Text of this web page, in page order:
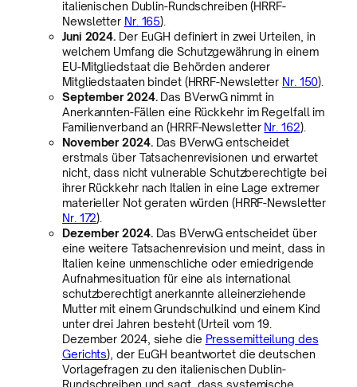
italienischen Dublin-Rundschreiben (HRRF-
Newsletter Nr. 165).
Juni 2024. Der EuGH definiert in zwei Urteilen, in
welchem Umfang die Schutzgewährung in einem
EU-Mitgliedstaat die Behörden anderer
Mitgliedstaaten bindet (HRRF-Newsletter Nr. 150).
September 2024.Das BVerwG nimmt in
Anerkannten-Fällen eine Rückkehr im Regelfall im
Familienverband an (HRRF-Newsletter Nr. 162).
November 2024.Das BVerwG entscheidet
erstmals über Tatsachenrevisionen und erwartet
nicht, dass nicht vulnerable Schutzberechtigte bei
ihrer Rückkehr nach Italien in eine Lage extremer
materieller Not geraten würden (HRRF-Newsletter
Nr. 172).
Dezember 2024.Das BVerwG entscheidet über
eine weitere Tatsachenrevision und meint, dass in
Italien keine unmenschliche oder erniedrigende
Aufnahmesituation für eine als international
schutzberechtigt anerkannte alleinerziehende
Mutter mit einem Grundschulkind und einem Kind
unter drei Jahren besteht (Urteil vom 19.
Dezember 2024, siehe die Pressemitteilung des
Gerichts), der EuGH beantwortet die deutschen
Vorlagefragen zu den italienischen Dublin-
Rundschreiben und sagt, dass systemische